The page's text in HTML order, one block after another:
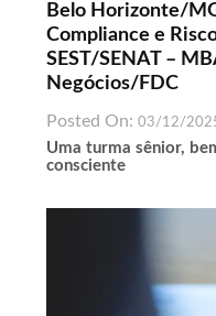
Belo Horizonte/
Compliance e
SEST/SENAT –
Negócios/FDC
Posted On: 03/12/
Uma turma sênior,
consciente